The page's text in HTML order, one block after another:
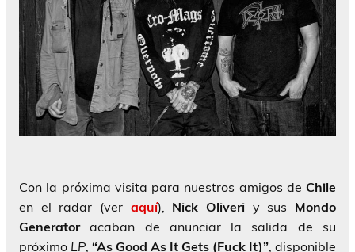
Con la próxima visita para nuestros amigos de Chile
en el radar (ver aquí), Nick Oliveri y sus Mondo
Generatoracaban de anunciar la salida de su
próximo LP, “As Good As It Gets (Fuck It)”, disponible